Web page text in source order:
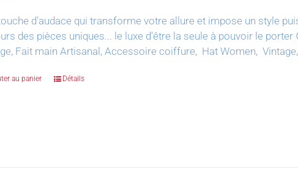
d'audace qui transforme votre allure et impose un style
des pièces uniques... le luxe d'être la seule à pouvoir le porter
Fait main Artisanal, Accessoire coiffure, Hat Women,
au panier Détails